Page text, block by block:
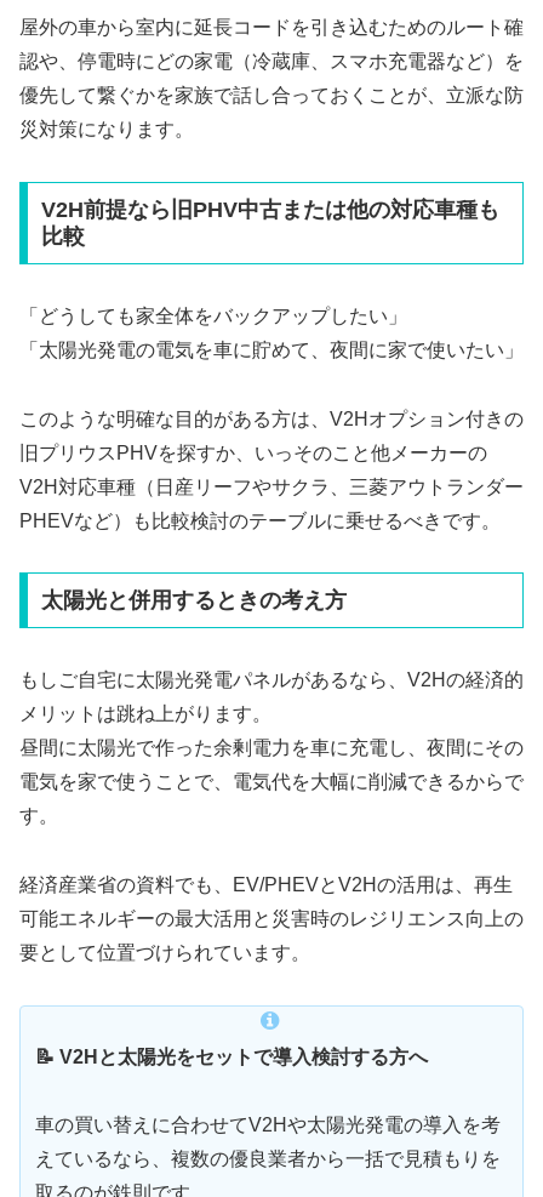
屋外の車から室内に延長コードを引き込むためのルート確
認や、停電時にどの家電（冷蔵庫、スマホ充電器など）を
優先して繋ぐかを家族で話し合っておくことが、立派な防
災対策になります。
V2H前提なら旧PHV中古または他の対応車種も
比較
「どうしても家全体をバックアップしたい」
「太陽光発電の電気を車に貯めて、夜間に家で使いたい」
このような明確な目的がある方は、V2Hオプション付きの
旧プリウスPHVを探すか、いっそのこと他メーカーの
V2H対応車種（日産リーフやサクラ、三菱アウトランダー
PHEVなど）も比較検討のテーブルに乗せるべきです。
太陽光と併用するときの考え方
もしご自宅に太陽光発電パネルがあるなら、V2Hの経済的
メリットは跳ね上がります。
昼間に太陽光で作った余剰電力を車に充電し、夜間にその
電気を家で使うことで、電気代を大幅に削減できるからで
す。
経済産業省の資料でも、EV/PHEVとV2Hの活用は、再生
可能エネルギーの最大活用と災害時のレジリエンス向上の
要として位置づけられています。
📝 V2Hと太陽光をセットで導入検討する方へ
車の買い替えに合わせてV2Hや太陽光発電の導入を考
えているなら、複数の優良業者から一括で見積もりを